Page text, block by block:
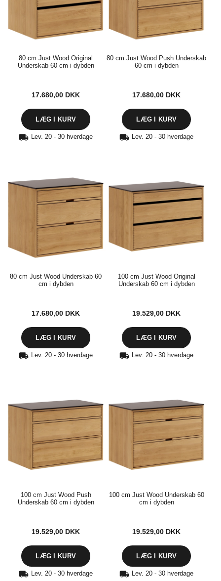
80 cm Just Wood Original
Underskab 60 cm i dybden
17.680,00 DKK
80 cm Just Wood Push Underskab
60 cm i dybden
17.680,00 DKK
Lev. 20 - 30 hverdage
80 cm Just Wood Underskab 60
cm i dybden
17.680,00 DKK
Lev. 20 - 30 hverdage
100 cm Just Wood Original
Underskab 60 cm i dybden
19.529,00 DKK
Lev. 20 - 30 hverdage
100 cm Just Wood Push
Underskab 60 cm i dybden
19.529,00 DKK
Lev. 20 - 30 hverdage
100 cm Just Wood Underskab 60
cm i dybden
19.529,00 DKK
Lev. 20 - 30 hverdage Lev. 20 - 30 hverdage